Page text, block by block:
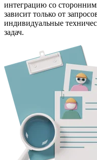
интеграцию со
зависит только от
индивидуальные
задач.